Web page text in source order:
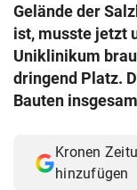
Gelände der
ist, musste jetzt
Uniklinikum
dringend Platz.
Bauten
Kronen
hinzufügen